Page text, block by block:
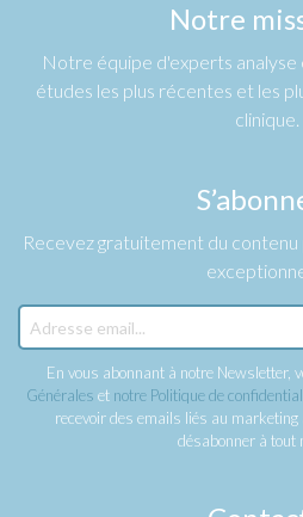
Notre
Notre équipe d'experts analyse
études les plus récentes et les
clinique.
Recevez gratuitement du contenu
En vous abonnant à notre Newsletter,
Générales et notre Politique de
recevoir des emails liés au marketing
désabonner à tout